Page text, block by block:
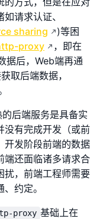
请求认证、
sharing
)等困
proxy
，即在
据后，Web端再通
取后端数据，
后端服务是具备实
没有完成开发（或前
开发阶段前端的数据
端还面临诸多请求合
扰，前端工程师需要
约定。
proxy 基础上在